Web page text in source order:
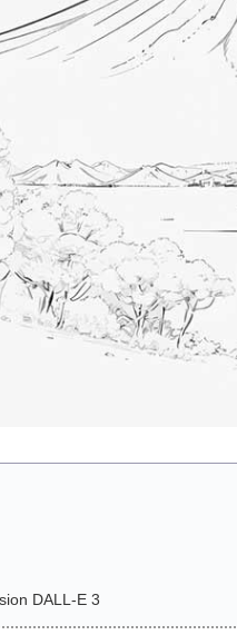
DALL-E 3